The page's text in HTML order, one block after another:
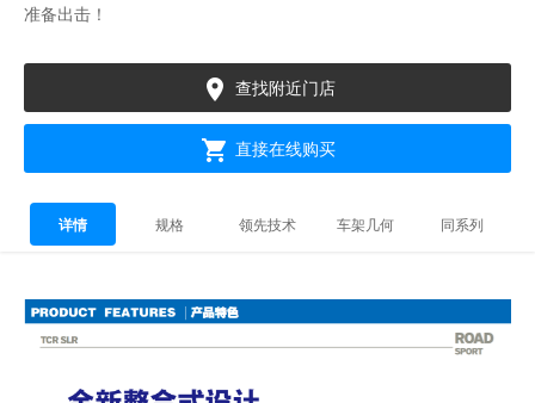
准备出击！
 查找附近门店
 直接在线购买
详情 规格 领先技术 车架几何 同系列